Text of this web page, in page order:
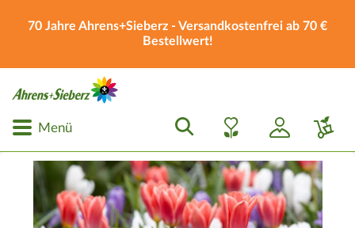
70 Jahre Ahrens+Sieberz - Versandkostenfrei ab 70 €
Bestellwert!
Menü